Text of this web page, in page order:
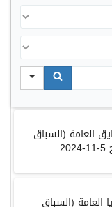
العامة (السباق
العامة (السباق